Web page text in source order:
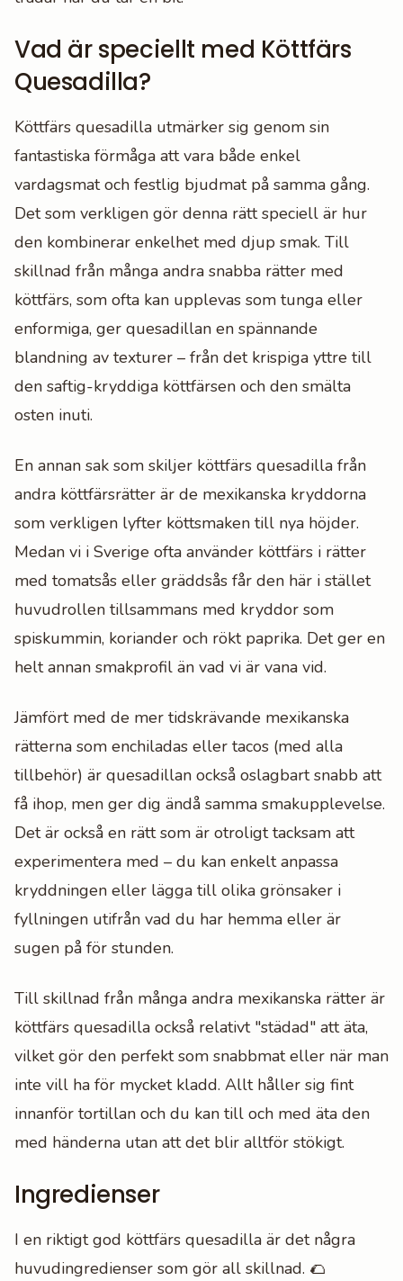
Vad är speciellt med Köttfärs
Quesadilla?
Köttfärs quesadilla utmärker sig genom sin
fantastiska förmåga att vara både enkel
vardagsmat och festlig bjudmat på samma gång.
Det som verkligen gör denna rätt speciell är hur
den kombinerar enkelhet med djup smak. Till
skillnad från många andra snabba rätter med
köttfärs, som ofta kan upplevas som tunga eller
enformiga, ger quesadillan en spännande
blandning av texturer – från det krispiga yttre till
den saftig-kryddiga köttfärsen och den smälta
osten inuti.
En annan sak som skiljer köttfärs quesadilla från
andra köttfärsrätter är de mexikanska kryddorna
som verkligen lyfter köttsmaken till nya höjder.
Medan vi i Sverige ofta använder köttfärs i rätter
med tomatsås eller gräddsås får den här i stället
huvudrollen tillsammans med kryddor som
spiskummin, koriander och rökt paprika. Det ger en
helt annan smakprofil än vad vi är vana vid.
Jämfört med de mer tidskrävande mexikanska
rätterna som enchiladas eller tacos (med alla
tillbehör) är quesadillan också oslagbart snabb att
få ihop, men ger dig ändå samma smakupplevelse.
Det är också en rätt som är otroligt tacksam att
experimentera med – du kan enkelt anpassa
kryddningen eller lägga till olika grönsaker i
fyllningen utifrån vad du har hemma eller är
sugen på för stunden.
Till skillnad från många andra mexikanska rätter är
köttfärs quesadilla också relativt "städad" att äta,
vilket gör den perfekt som snabbmat eller när man
inte vill ha för mycket kladd. Allt håller sig fint
innanför tortillan och du kan till och med äta den
med händerna utan att det blir alltför stökigt.
Ingredienser
I en riktigt god köttfärs quesadilla är det några
huvudingredienser som gör all skillnad. 🌮